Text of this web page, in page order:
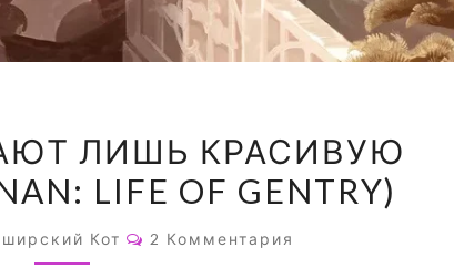
КЛЕТКУ
САЖАЮТ
КРАСИВУЮ
ЛИШЬ КРАСИВУЮ
LIFE OF GENTRY)
Кот Комментарии
2 Комментария